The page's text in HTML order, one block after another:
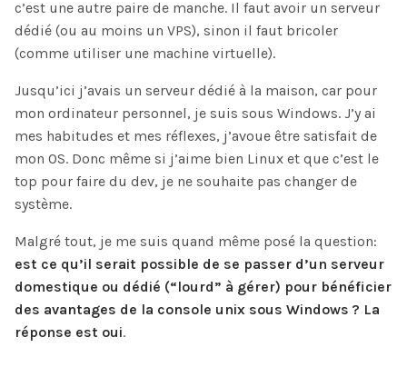
c’est une autre paire de manche. Il faut avoir un serveur
dédié (ou au moins un VPS), sinon il faut bricoler
(comme utiliser une machine virtuelle).
Jusqu’ici j’avais un serveur dédié à la maison, car pour
mon ordinateur personnel, je suis sous Windows. J’y ai
mes habitudes et mes réflexes, j’avoue être satisfait de
mon OS. Donc même si j’aime bien Linux et que c’est le
top pour faire du dev, je ne souhaite pas changer de
système.
Malgré tout, je me suis quand même posé la question:
est ce qu’il serait possible de se passer d’un serveur
domestique ou dédié (“lourd” à gérer) pour bénéficier
des avantages de la console unix sous Windows ? La
réponse est oui.